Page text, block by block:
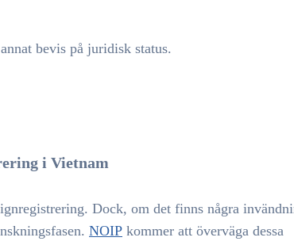
bevis på juridisk status.
i Vietnam
Dock, om det finns några
NOIP kommer att överväga dessa